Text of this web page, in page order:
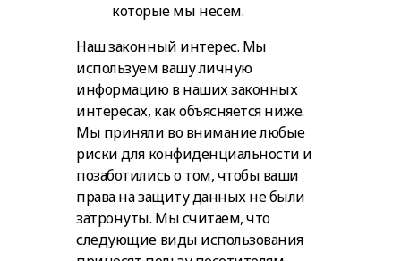
которые мы несем.
Наш законный интерес. Мы
используем вашу личную
информацию в наших законных
интересах, как объясняется ниже.
Мы приняли во внимание любые
риски для конфиденциальности и
позаботились о том, чтобы ваши
права на защиту данных не были
затронуты. Мы считаем, что
следующие виды использования